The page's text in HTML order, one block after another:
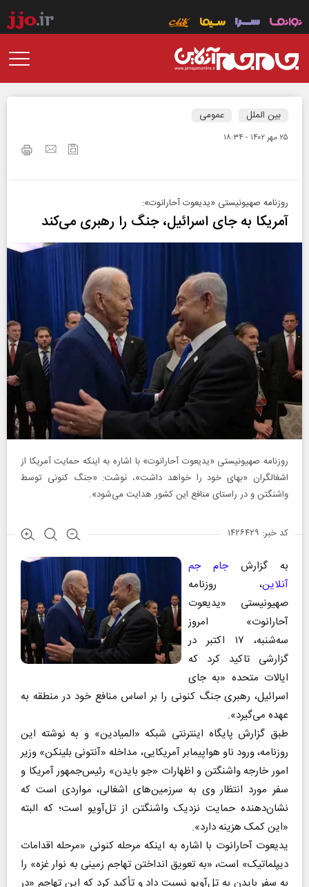
بین الملل عمومی
۲۵ مهر ۱۴۰۲ - ۱۸:۳۴
روزنامه صهیونیستی «یدیعوت آحارانوت»:
آمریکا به جای اسرائیل، جنگ را رهبری می‌کند
روزنامه صهیونیستی «یدیعوت آحارانوت» با اشاره به اینکه حمایت آمریکا از
اشغالگران «بهای خود را خواهد داشت»، نوشت: «جنگ کنونی توسط
واشنگتن و در راستای منافع این کشور هدایت می‌شود».
کد خبر: ۱۴۲۶۴۲۹
به گزارشجام جم
آنلاین، روزنامه
صهیونیستی «یدیعوت
آحارانوت» امروز
سه‌شنبه، ۱۷ اکتبر در
گزارشی تاکید کرد که
ایالات متحده «به جای
اسرائیل، رهبری جنگ کنونی را بر اساس منافع خود در منطقه به
عهده می‌گیرد».
طبق گزارش پایگاه اینترنتی شبکه «المیادین» و به نوشته این
روزنامه، ورود ناو هواپیمابر آمریکایی، مداخله «آنتونی بلینکن» وزیر
امور خارجه واشنگتن و اظهارات «جو بایدن» رئیس‌جمهور آمریکا و
سفر مورد انتظار وی به سرزمین‌های اشغالی، مواردی است که
نشان‌دهنده حمایت نزدیک واشنگتن از تل‌آویو است؛ که البته
«این کمک هزینه دارد».
یدیعوت آحارانوت با اشاره به اینکه مرحله کنونی «مرحله اقدامات
دیپلماتیک» است، «به تعویق انداختن تهاجم زمینی به نوار غزه» را
به سفر بایدن به تل‌آویو نسبت داد و تأکید کرد که این تهاجم «در